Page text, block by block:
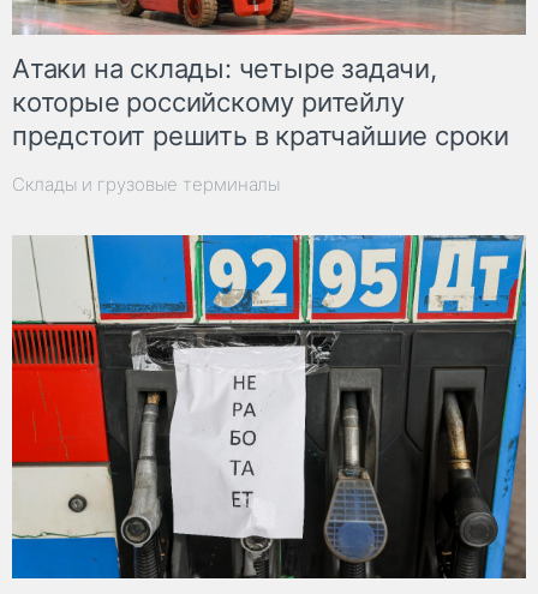
Атаки на склады: четыре задачи,
которые российскому ритейлу
предстоит решить в кратчайшие сроки
Склады и грузовые терминалы